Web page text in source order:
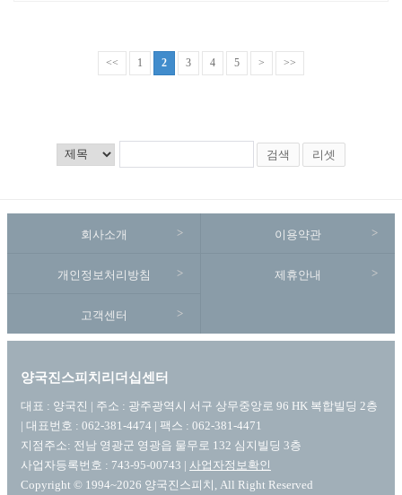
<< 1 2 3 4 5 > >>
검색 리셋
회사소개 이용약관
개인정보처리방침 제휴안내
고객센터
양국진스피치리더십센터
대표 : 양국진 | 주소 : 광주광역시 서구 상무중앙로 96 HK 복합빌딩 2층
| 대표번호 : 062-381-4474 | 팩스 : 062-381-4471
지점주소: 전남 영광군 영광읍 물무로 132 심지빌딩 3층
사업자등록번호 : 743-95-00743 | 사업자정보확인
Copyright © 1994~2026 양국진스피치, All Right Reserved